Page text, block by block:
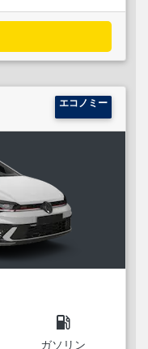
エコノミー
local_gas_station
ガソリン